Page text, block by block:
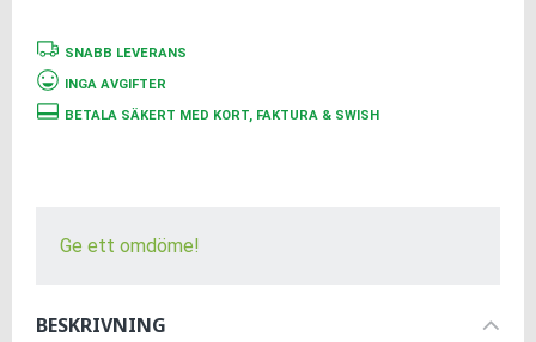
SNABB LEVERANS
INGA AVGIFTER
BETALA SÄKERT MED KORT, FAKTURA & SWISH
Ge ett omdöme!
BESKRIVNING